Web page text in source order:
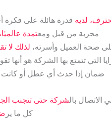
لديه قدرة هائلة على فكرة
مجربة من قبل ومعتمدة
صحة العميل وأسرته، لذلك لا
التي تتمتع بها الشركة هو أنها
ضمان إذا حدث أي عطل أو
الاتصال بالشركة حتى تتجنب الجو
كل ما ير